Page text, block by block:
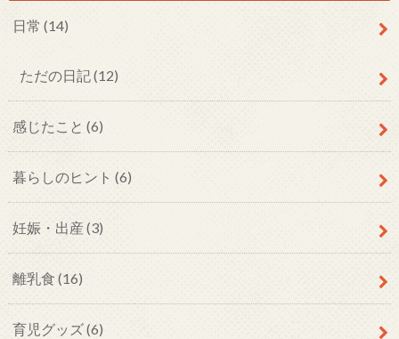
日常 (14)
ただの日記(12)
感じたこと (6)
暮らしのヒント (6)
妊娠・出産 (3)
離乳食 (16)
育児グッズ(6)